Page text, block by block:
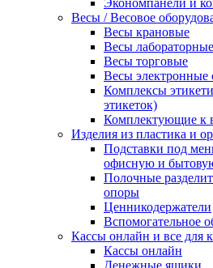
Экономпанели и
Весы / Весовое
Весы крановые
Весы
Весы торговые
Весы электронные
Комплексы
этикеток)
Комплектующие к
Изделия из пластика и
Подставки под
офисную и
Полочные
опоры
Ценникодержатели
Вспомогательное
Кассы онлайн и все для
Кассы онлайн
Денежные ящики